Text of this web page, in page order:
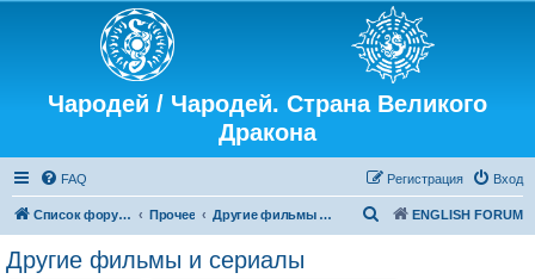
Чародей / Чародей. Страна Великого
Дракона
FAQ Вход
Регистрация
Список форумов Прочее Другие фильмы и сериалы ENGLISH FORUM
Другие фильмы и сериалы